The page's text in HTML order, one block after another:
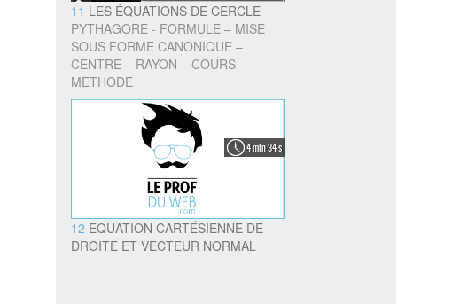
11 LES ÉQUATIONS DE CERCLE
PYTHAGORE - FORMULE – MISE
SOUS FORME CANONIQUE –
CENTRE – RAYON – COURS -
METHODE
4 min 34 s
12 EQUATION CARTÉSIENNE DE
DROITE ET VECTEUR NORMAL